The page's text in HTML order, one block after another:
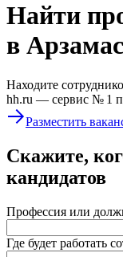
Найти
в
Находите
hh.ru — сервис № 1
Разместить
Скажите,
кандидатов
Профессия или
Где будет работать